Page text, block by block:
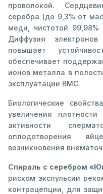
проволокой.
серебра (до 9,3% от
меди, чистотой
Диффузия
повышает
обеспечивает
ионов металла в
эксплуатации ВМС.
Биологические
увеличения
активности
оплодотворения
возникновения
Спираль с серебром
риском экспульсии
контрацепции, для